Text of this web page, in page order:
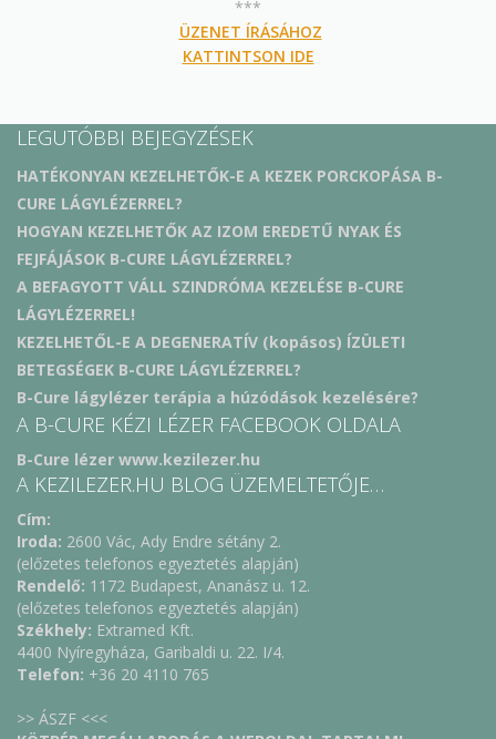
***
ÜZENET ÍRÁSÁHOZ
KATTINTSON IDE
LEGUTÓBBI BEJEGYZÉSEK
HATÉKONYAN KEZELHETŐK-E A KEZEK PORCKOPÁSA B-
CURE LÁGYLÉZERREL?
HOGYAN KEZELHETŐK AZ IZOM EREDETŰ NYAK ÉS
FEJFÁJÁSOK B-CURE LÁGYLÉZERREL?
A BEFAGYOTT VÁLL SZINDRÓMA KEZELÉSE B-CURE
LÁGYLÉZERREL!
KEZELHETŐL-E A DEGENERATÍV (kopásos) ÍZÜLETI
BETEGSÉGEK B-CURE LÁGYLÉZERREL?
B-Cure lágylézer terápia a húzódások kezelésére?
A B-CURE KÉZI LÉZER FACEBOOK OLDALA
B-Cure lézer www.kezilezer.hu
A KEZILEZER.HU BLOG ÜZEMELTETŐJE…
Cím:
Iroda: 2600 Vác, Ady Endre sétány 2.
(előzetes telefonos egyeztetés alapján)
Rendelő: 1172 Budapest, Ananász u. 12.
(előzetes telefonos egyeztetés alapján)
Székhely: Extramed Kft.
4400 Nyíregyháza, Garibaldi u. 22. I/4.
Telefon: +36 20 4110 765
>> ÁSZF <<<